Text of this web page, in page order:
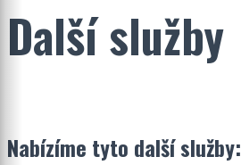
Další služby
Nabízíme tyto další služby:​